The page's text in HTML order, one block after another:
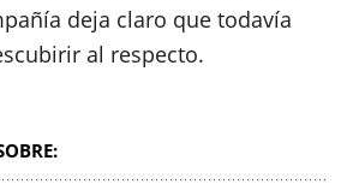
deja claro que todavía
al respecto.